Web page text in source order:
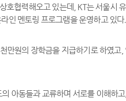
협력해오고 있는데, KT는 서울시
인 멘토링 프로그램을 운영하고 있다.
원의 장학금을 지급하기로 하였고,
아동들과 교류하며 서로를 이해하